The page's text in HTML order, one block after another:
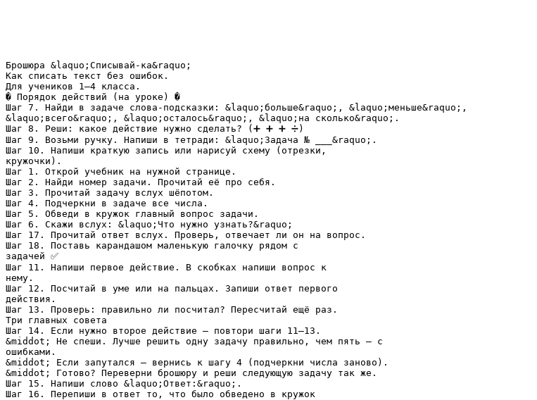
Брошюра &laquo;Списывай-ка&raquo;
Как списать текст без ошибок.
Для учеников 1–4 класса.
� Порядок действий (на уроке) �
Шаг 7. Найди в задаче слова-подсказки: &laquo;больше&raquo;, &laquo;меньше&raquo;,
&laquo;всего&raquo;, &laquo;осталось&raquo;, &laquo;на сколько&raquo;.
Шаг 8. Реши: какое действие нужно сделать? (➕ ➕ ➕ ➗)
Шаг 9. Возьми ручку. Напиши в тетради: &laquo;Задача № ___&raquo;.
Шаг 10. Напиши краткую запись или нарисуй схему (отрезки,
кружочки).
Шаг 1. Открой учебник на нужной странице.
Шаг 2. Найди номер задачи. Прочитай её про себя.
Шаг 3. Прочитай задачу вслух шёпотом.
Шаг 4. Подчеркни в задаче все числа.
Шаг 5. Обведи в кружок главный вопрос задачи.
Шаг 6. Скажи вслух: &laquo;Что нужно узнать?&raquo;
Шаг 17. Прочитай ответ вслух. Проверь, отвечает ли он на вопрос.
Шаг 18. Поставь карандашом маленькую галочку рядом с
задачей ✅
Шаг 11. Напиши первое действие. В скобках напиши вопрос к
нему.
Шаг 12. Посчитай в уме или на пальцах. Запиши ответ первого
действия.
Шаг 13. Проверь: правильно ли посчитал? Пересчитай ещё раз.
Три главных совета
Шаг 14. Если нужно второе действие — повтори шаги 11–13.
&middot; Не спеши. Лучше решить одну задачу правильно, чем пять — с
ошибками.
&middot; Если запутался — вернись к шагу 4 (подчеркни числа заново).
&middot; Готово? Переверни брошюру и реши следующую задачу так же.
Шаг 15. Напиши слово &laquo;Ответ:&raquo;.
Шаг 16. Перепиши в ответ то, что было обведено в кружок